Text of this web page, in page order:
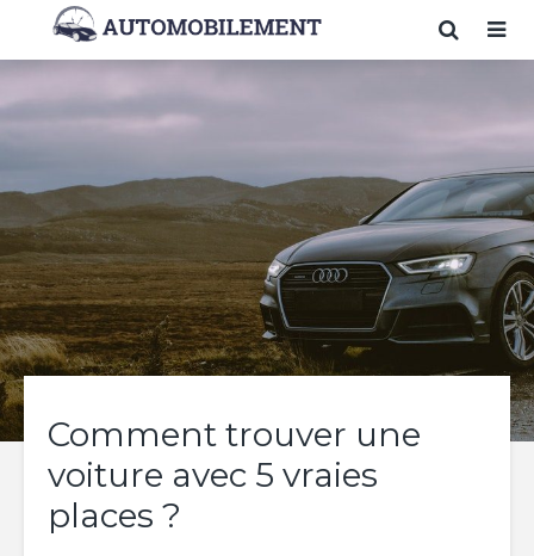
Comment trouver une
voiture avec 5 vraies
places ?